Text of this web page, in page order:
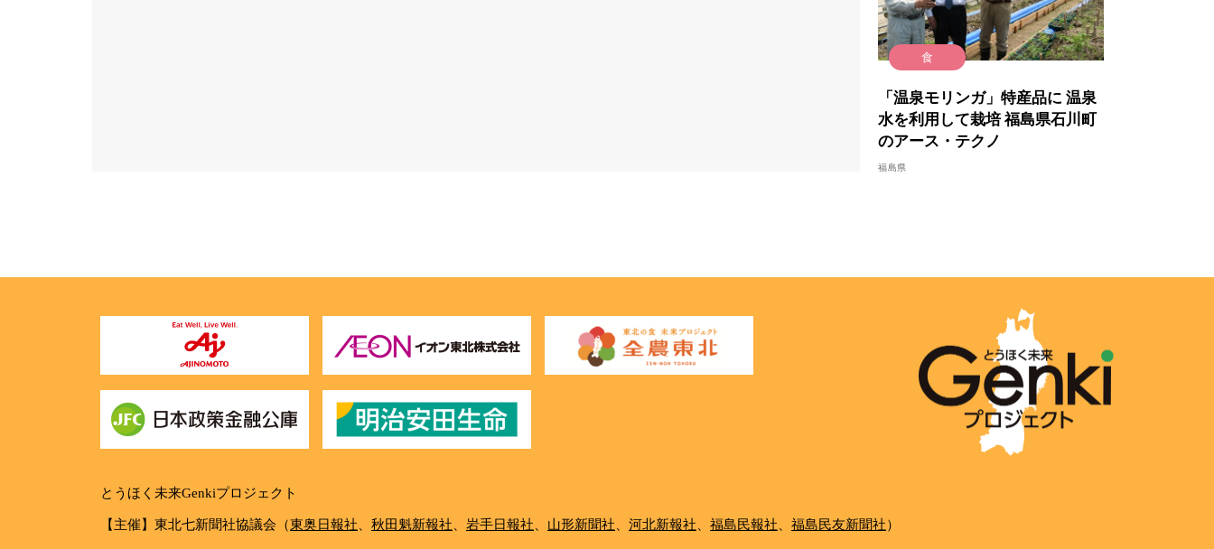
食
「温泉モリンガ」特産品に 温泉
水を利用して栽培 福島県石川町
のアース・テクノ
福島県
とうほく未来Genkiプロジェクト
【主催】東北七新聞社協議会（東奥日報社、 秋田魁新報社、 岩手日報社、 山形新聞社、 河北新報社、 福島民報社、 福島民友新聞社）